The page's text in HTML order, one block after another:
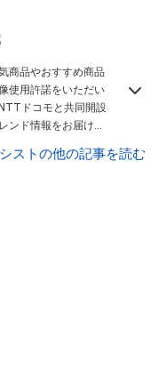
商品やおすすめ商品
使用許諾をいただい
ドコモと共同開設
ンド情報をお届け。
ストの他の記事を読む